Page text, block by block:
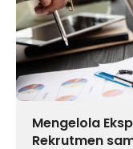
Mengelola
Rekrutmen